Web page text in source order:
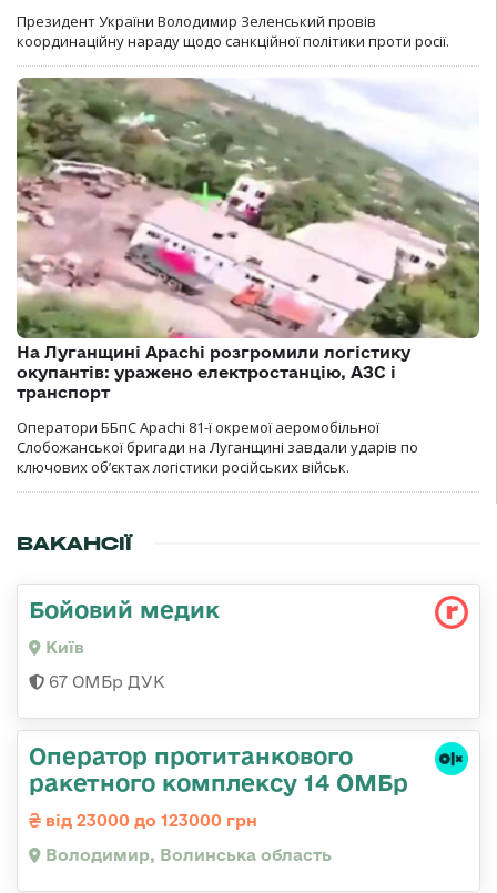
Президент України Володимир Зеленський провів
координаційну нараду щодо санкційної політики проти росії.
На Луганщині Apachi розгромили логістику
окупантів: уражено електростанцію, АЗС і
транспорт
Оператори ББпС Apachi 81-ї окремої аеромобільної
Слобожанської бригади на Луганщині завдали ударів по
ключових об’єктах логістики російських військ.
ВАКАНСІЇ
Бойовий медик
Київ
67 ОМБр ДУК
Оператор протитанкового
ракетного комплексу 14 ОМБр
від 23000 до 123000 грн
Володимир, Волинська область